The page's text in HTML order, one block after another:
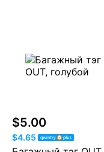
$5.00
$4.65